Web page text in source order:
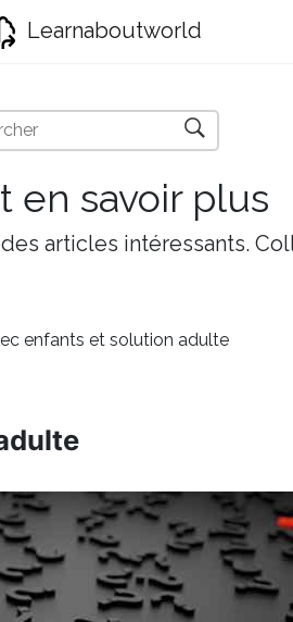
Learnaboutworld
en savoir plus
articles intéressants.
enfants et solution adulte